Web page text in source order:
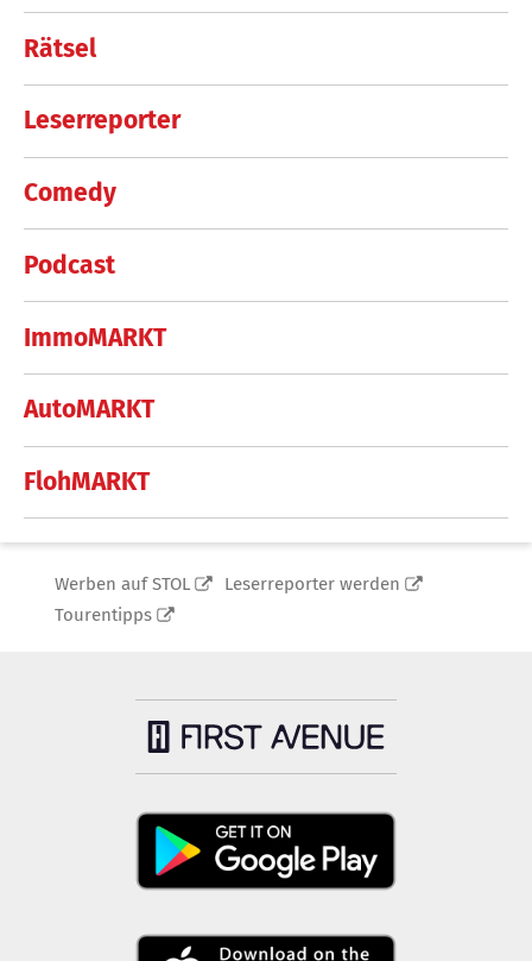
Rätsel
Leserreporter
Comedy
Podcast
ImmoMARKT
AutoMARKT
FlohMARKT
Werben auf STOL
Leserreporter werden
Tourentipps